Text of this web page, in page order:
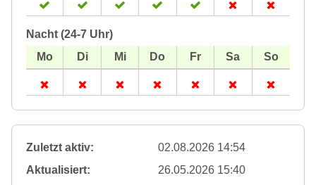
Nacht (24-7 Uhr)
Zuletzt aktiv:
02.08.2026 14:54
Aktualisiert:
26.05.2026 15:40